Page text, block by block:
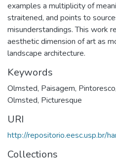
examples a multiplicity of
straitened, and points to
misunderstandings. This work
aesthetic dimension of art as
landscape architecture.
Keywords
Olmsted, Paisagem, Pintoresco,
Olmsted, Picturesque
URI
http://repositorio.eesc.usp.br/
Collections